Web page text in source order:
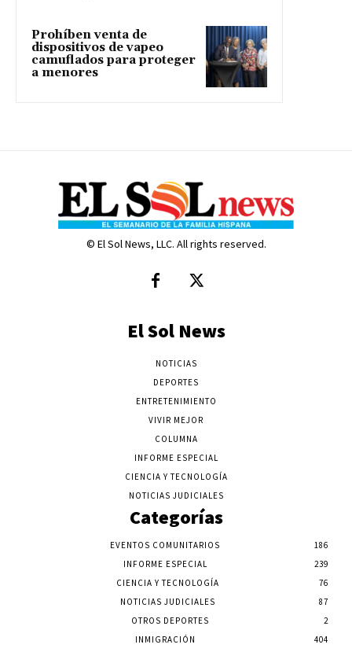
Prohíben venta de
dispositivos de vapeo
camuflados para proteger
a menores
© El Sol News, LLC. All rights reserved.
El Sol News
NOTICIAS
DEPORTES
ENTRETENIMIENTO
VIVIR MEJOR
COLUMNA
INFORME ESPECIAL
CIENCIA Y TECNOLOGÍA
NOTICIAS JUDICIALES
Categorías
EVENTOS COMUNITARIOS
186
INFORME ESPECIAL
239
CIENCIA Y TECNOLOGÍA
76
NOTICIAS JUDICIALES
87
OTROS DEPORTES
2
INMIGRACIÓN
404